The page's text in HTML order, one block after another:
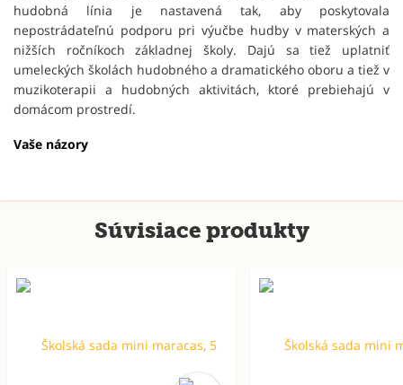
hudobná línia je nastavená tak, aby poskytovala
nepostrádateľnú podporu pri výučbe hudby v materských a
nižších ročníkoch základnej školy. Dajú sa tiež uplatniť
umeleckých školách hudobného a dramatického oboru a tiež v
muzikoterapii a hudobných aktivitách, ktoré prebiehajú v
domácom prostredí.
Vaše názory
Súvisiace produkty